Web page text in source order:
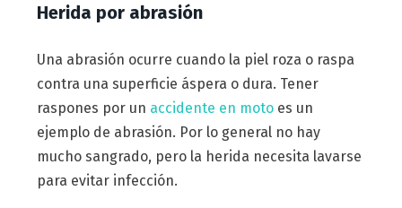
Herida por abrasión
Una abrasión ocurre cuando la piel roza o raspa
contra una superficie áspera o dura. Tener
raspones por un accidente en motoes un
ejemplo de abrasión. Por lo general no hay
mucho sangrado, pero la herida necesita lavarse
para evitar infección.